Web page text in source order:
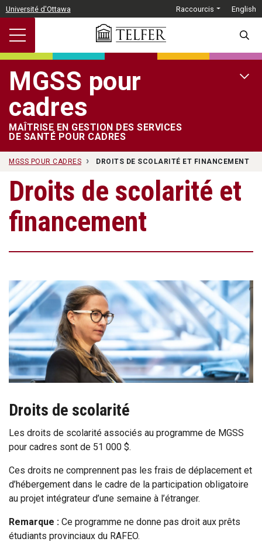
Passer au contenu principal
Université d'Ottawa Raccourcis English
MGSS pour
cadres
MAÎTRISE EN GESTION DES SERVICES
DE SANTÉ POUR CADRES
MGSS POUR CADRES DROITS DE SCOLARITÉ ET FINANCEMENT
Droits de scolarité et
financement
Droits de scolarité
Les droits de scolarité associés au programme de MGSS
pour cadres sont de 51 000 $.
Ces droits ne comprennent pas les frais de déplacement et
d’hébergement dans le cadre de la participation obligatoire
au projet intégrateur d’une semaine à l’étranger.
Remarque : Ce programme ne donne pas droit aux prêts
étudiants provinciaux du RAFEO.